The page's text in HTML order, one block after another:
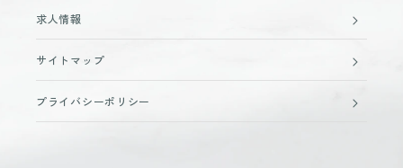
求人情報
サイトマップ
プライバシーポリシー